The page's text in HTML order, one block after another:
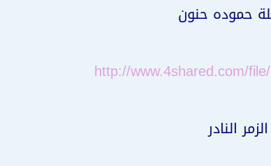
حموده حنون
http://www.4shared.com/
النادر